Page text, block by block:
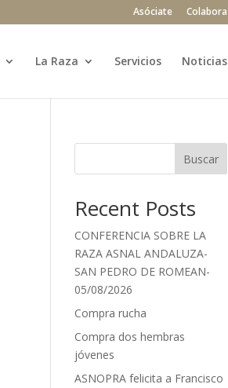
Asóciate Colabora
La Raza Servicios Noticias
Buscar
Recent Posts
CONFERENCIA SOBRE LA
RAZA ASNAL ANDALUZA-
SAN PEDRO DE ROMEAN-
05/08/2026
Compra rucha
Compra dos hembras
jóvenes
ASNOPRA felicita a Francisco